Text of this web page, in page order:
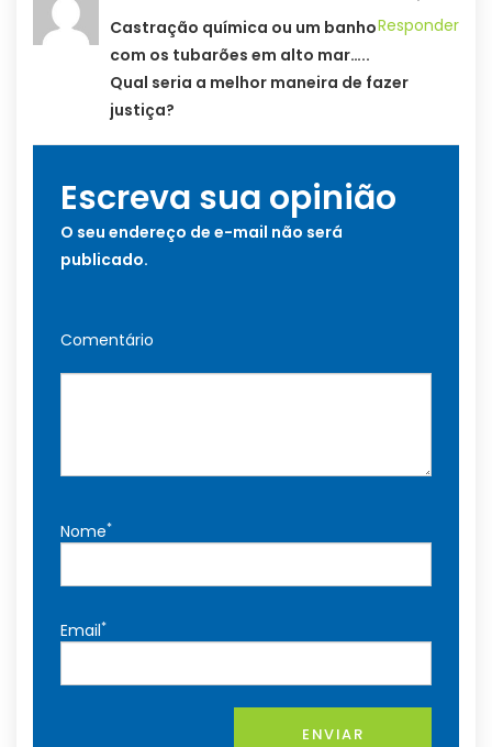
Responder
Castração química ou um banho
com os tubarões em alto mar…..
Qual seria a melhor maneira de fazer
justiça?
Escreva sua opinião
O seu endereço de e-mail não será
publicado.
Comentário
Nome*
Email*
ENVIAR